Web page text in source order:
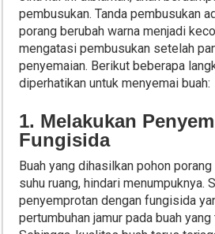
pembusukan. Tanda pembusukan
porang berubah warna menjadi
mengatasi pembusukan setelah
penyemaian. Berikut beberapa
diperhatikan untuk menyemai buah:
1. Melakukan
Fungisida
Buah yang dihasilkan pohon
suhu ruang, hindari menumpuknya.
penyemprotan dengan fungisida
pertumbuhan jamur pada buah yang